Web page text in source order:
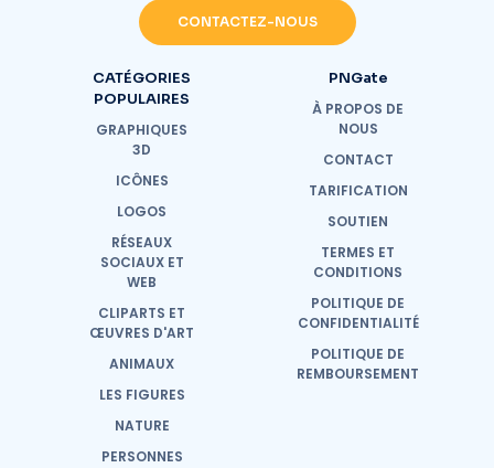
CONTACTEZ-NOUS
CATÉGORIES
POPULAIRES
GRAPHIQUES
3D
ICÔNES
LOGOS
RÉSEAUX
SOCIAUX ET
WEB
CLIPARTS ET
ŒUVRES D'ART
ANIMAUX
LES FIGURES
NATURE
PERSONNES
PNGate
À PROPOS DE
NOUS
CONTACT
TARIFICATION
SOUTIEN
TERMES ET
CONDITIONS
POLITIQUE DE
CONFIDENTIALITÉ
POLITIQUE DE
REMBOURSEMENT